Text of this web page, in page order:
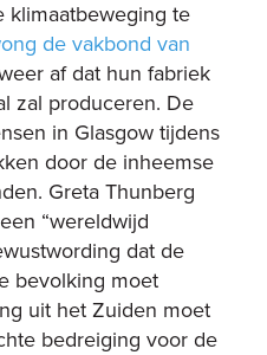
klimaatbeweging te
de vakbond van
af dat hun fabriek
zal produceren. De
in Glasgow tijdens
door de inheemse
Greta Thunberg
“wereldwijd
dat de
bevolking moet
uit het Zuiden moet
bedreiging voor de